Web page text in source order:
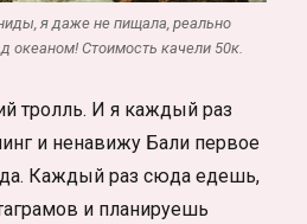
я даже не пищала, реально
океаном! Стоимость качели 50к.
тролль. И я каждый раз
и ненавижу Бали первое
Каждый раз сюда едешь,
и планируешь